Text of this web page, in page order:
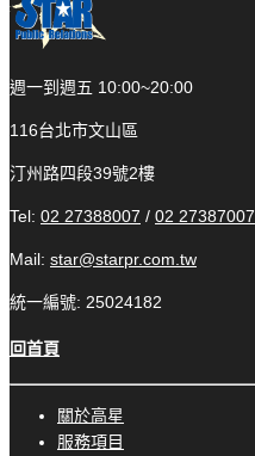
週一到週五 10:00~20:00
116台北市文山區
汀州路四段39號2樓
Tel: 02 27388007 / 02 27387007
Mail: star@starpr.com.tw
統一編號: 25024182
回首頁
關於高星
服務項目